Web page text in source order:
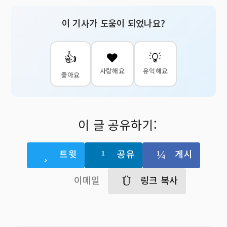
이 기사가 도움이 되었나요?
👍
좋아요
❤️
사랑해요
💡
유익해요
이 글 공유하기:
트윗 공유
게시
이메일
링크 복사